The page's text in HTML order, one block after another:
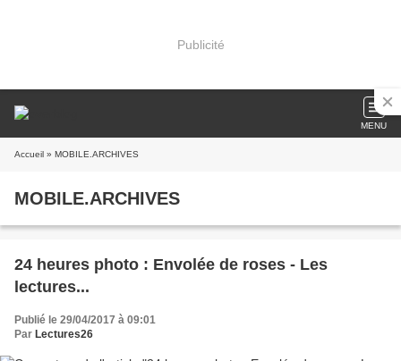
Publicité
MENU
Accueil » MOBILE.ARCHIVES
MOBILE.ARCHIVES
24 heures photo : Envolée de roses - Les
lectures...
Publié le 29/04/2017 à 09:01
Par Lectures26